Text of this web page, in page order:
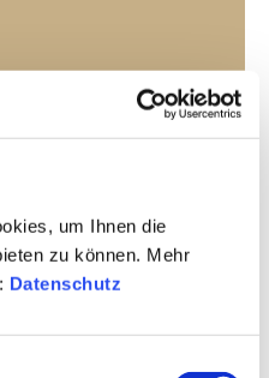
um Ihnen die
zu können. Mehr
Datenschutz